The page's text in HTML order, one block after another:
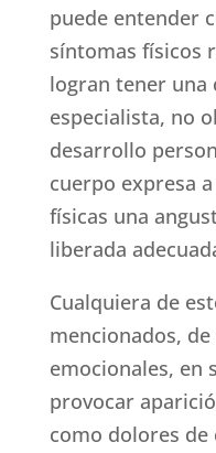
puede entender
síntomas físicos
logran tener una
especialista, no
desarrollo
cuerpo expresa
físicas una
liberada
Cualquiera de
mencionados,
emocionales, en
provocar
como dolores de